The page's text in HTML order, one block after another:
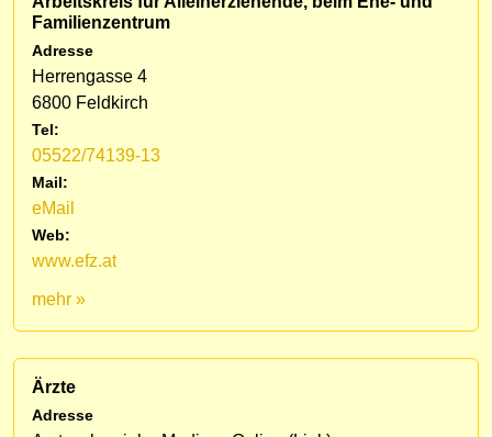
Familienzentrum
Adresse
Herrengasse 4
6800 Feldkirch
Tel:
05522/74139-13
Mail:
eMail
Web:
www.efz.at
mehr »
Ärzte
Adresse